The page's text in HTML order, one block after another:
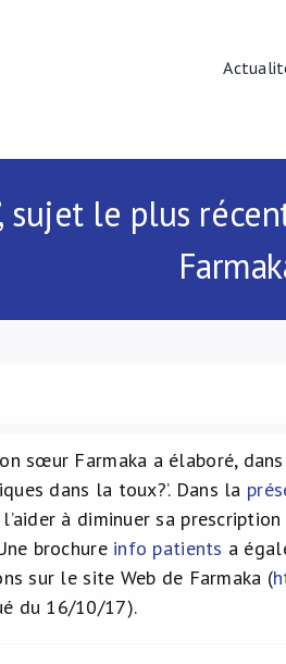
sujet le plus
sœur Farmaka a élaboré,
dans la toux?’. Dans la
à diminuer sa
brochure info patients a
sur le site Web de Farmaka (
du 16/10/17).